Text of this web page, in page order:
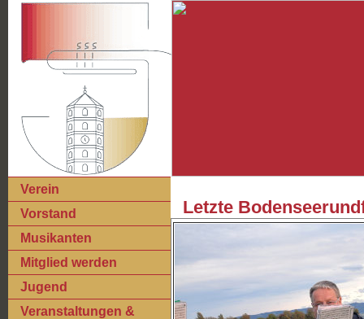
Verein
Vorstand
Musikanten
Mitglied werden
Jugend
Veranstaltungen &
Letzte